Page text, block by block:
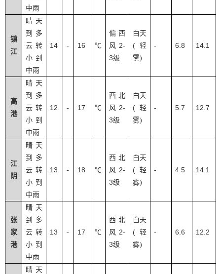
中雨
镇
江
晴天
到多
云转
小到
中雨
14 - 16 ℃
偏西
风 2-
3级
白天
( 轻
雾)
- 6.8 14.1
高
港
晴天
到多
云转
小到
中雨
12 - 17 ℃
西北
风 2-
3级
白天
( 轻
雾)
- 5.7 12.7
江
阴
晴天
到多
云转
小到
中雨
13 - 18 ℃
西北
风 2-
3级
白天
( 轻
雾)
- 4.5 14.1
张
家
港
晴天
到多
云转
小到
中雨
13 - 17 ℃
西北
风 2-
3级
白天
( 轻
雾)
- 6.6 12.2
晴天